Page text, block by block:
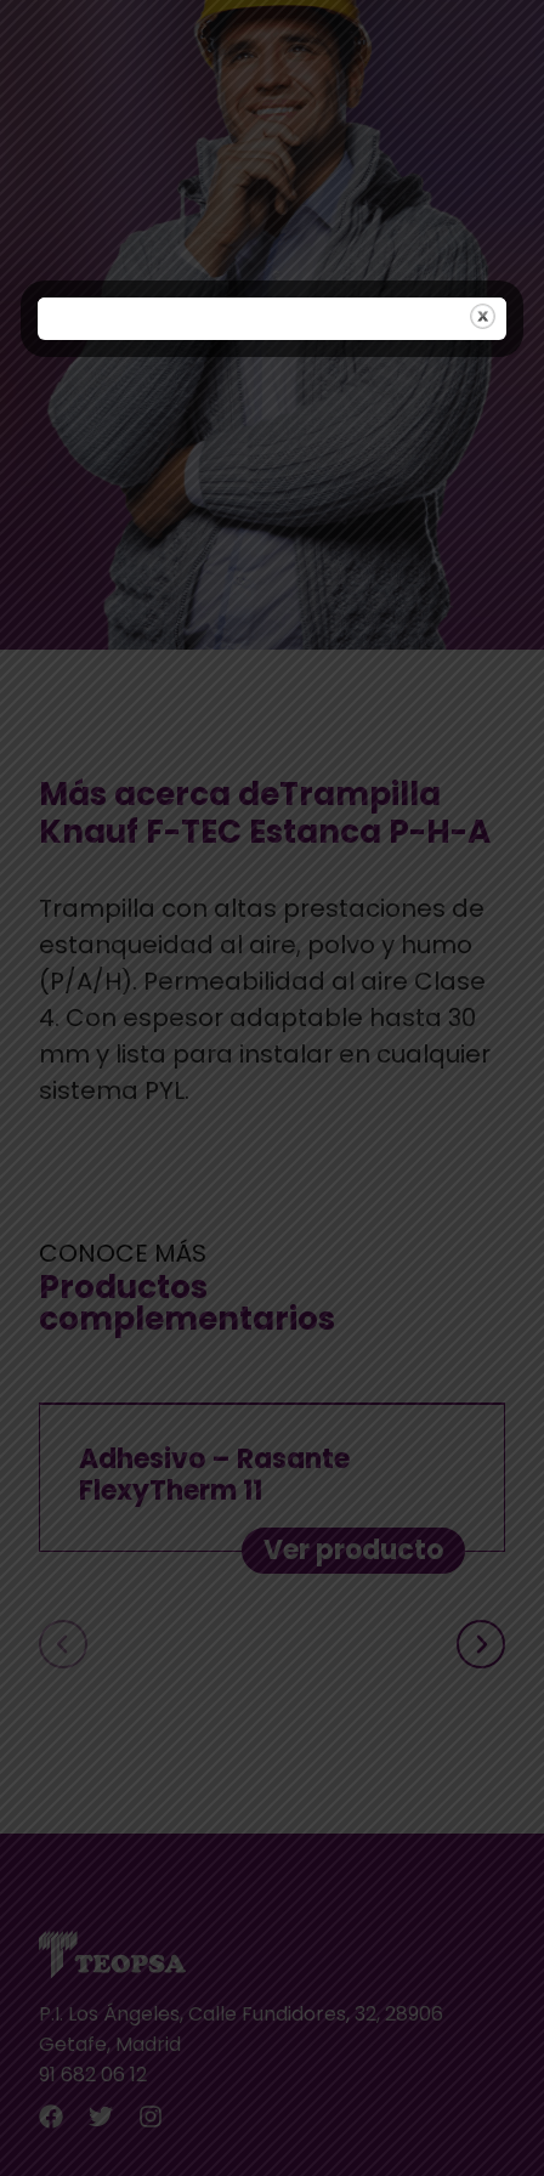
Más acerca deTrampilla
Knauf F-TEC Estanca P-H-A
Trampilla con altas prestaciones de
estanqueidad al aire, polvo y humo
(P/A/H). Permeabilidad al aire Clase
4. Con espesor adaptable hasta 30
mm y lista para instalar en cualquier
sistema PYL.
CONOCE MÁS
Productos
complementarios
Adhesivo – Rasante
FlexyTherm 11
Ver producto
P.I. Los Ángeles, Calle Fundidores, 32, 28906
Getafe, Madrid
91 682 06 12